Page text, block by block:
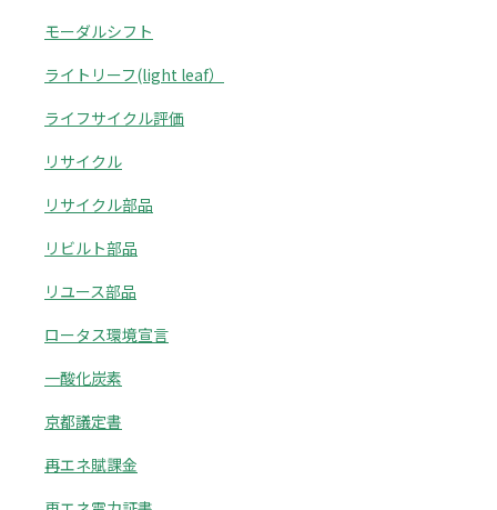
モーダルシフト
ライトリーフ(light leaf）
ライフサイクル評価
リサイクル
リサイクル部品
リビルト部品
リユース部品
ロータス環境宣言
一酸化炭素
京都議定書
再エネ賦課金